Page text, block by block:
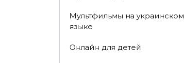
Мультфильмы на украинском
языке
Онлайн для детей